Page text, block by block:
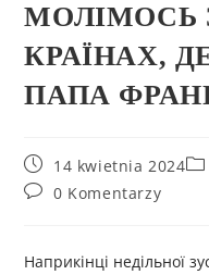
МОЛІМОСЬ
КРАЇНАХ,
ПАПА
14 kwietnia 2024
0 Komentarzy
Наприкінці недільної